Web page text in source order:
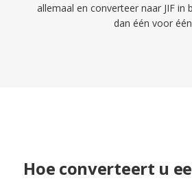
allemaal en converteer naar JIF in
dan één voor
Hoe converteert u